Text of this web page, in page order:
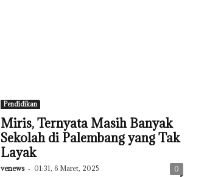
Pendidikan
Miris, Ternyata Masih Banyak
Sekolah di Palembang yang Tak
Layak
venews - 01:31, 6 Maret, 2025 0